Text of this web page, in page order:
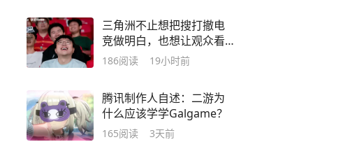
三角洲不止想把搜打撤电
竞做明白，也想让观众看
明白
186阅读 19小时前
腾讯制作人自述：二游为
什么应该学学Galgame？
165阅读 3天前